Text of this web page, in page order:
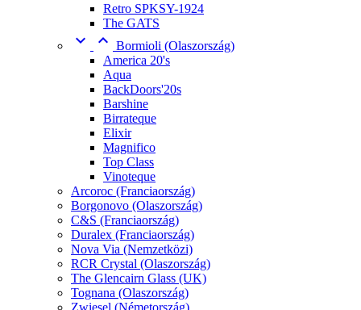
Retro SPKSY-1924
The GATS
  Bormioli (Olaszország)
America 20's
Aqua
BackDoors'20s
Barshine
Birrateque
Elixir
Magnifico
Top Class
Vinoteque
Arcoroc (Franciaország)
Borgonovo (Olaszország)
C&S (Franciaország)
Duralex (Franciaország)
Nova Via (Nemzetközi)
RCR Crystal (Olaszország)
The Glencairn Glass (UK)
Tognana (Olaszország)
Zwiesel (Németország)